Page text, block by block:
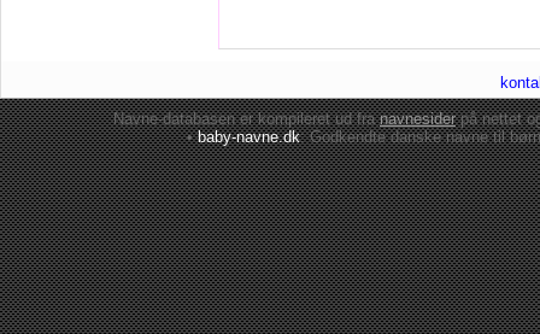
Navne-databasen er kompileret ud franavnesiderpå nettet
•baby-navne.dk: Godkendte danskenavne til børn